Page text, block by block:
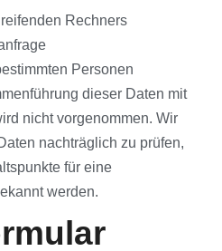
Rechners
Personen
dieser Daten mit
nicht vorgenommen. Wir
nachträglich zu prüfen,
für eine
werden.